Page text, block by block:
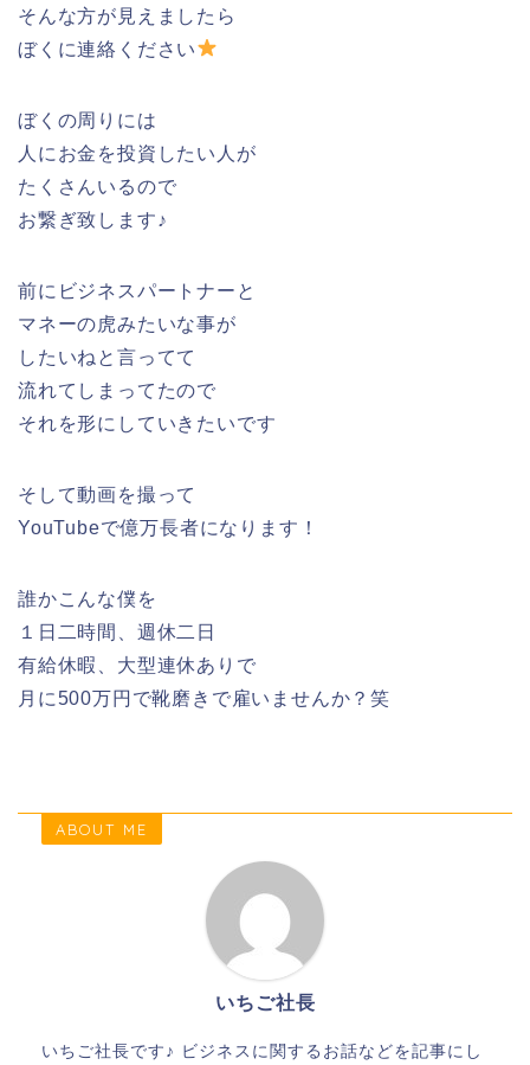
そんな方が見えましたら
ぼくに連絡ください
ぼくの周りには
人にお金を投資したい人が
たくさんいるので
お繋ぎ致します♪
前にビジネスパートナーと
マネーの虎みたいな事が
したいねと言ってて
流れてしまってたので
それを形にしていきたいです
そして動画を撮って
YouTubeで億万長者になります！
誰かこんな僕を
１日二時間、週休二日
有給休暇、大型連休ありで
月に500万円で靴磨きで雇いませんか？笑
ABOUT ME
いちご社長
いちご社長です♪ ビジネスに関するお話などを記事にし